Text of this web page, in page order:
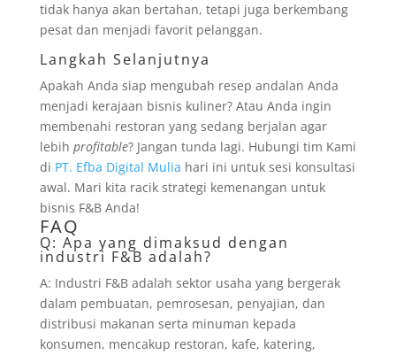
tidak hanya akan bertahan, tetapi juga berkembang
pesat dan menjadi favorit pelanggan.
Langkah Selanjutnya
Apakah Anda siap mengubah resep andalan Anda
menjadi kerajaan bisnis kuliner? Atau Anda ingin
membenahi restoran yang sedang berjalan agar
lebih profitable? Jangan tunda lagi. Hubungi tim Kami
di PT. Efba Digital Mulia hari ini untuk sesi konsultasi
awal. Mari kita racik strategi kemenangan untuk
bisnis F&B Anda!
FAQ
Q: Apa yang dimaksud dengan
industri F&B adalah?
A: Industri F&B adalah sektor usaha yang bergerak
dalam pembuatan, pemrosesan, penyajian, dan
distribusi makanan serta minuman kepada
konsumen, mencakup restoran, kafe, katering,